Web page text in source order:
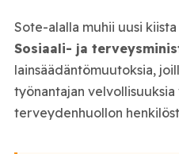
Sote-alalla muhii uusi
Sosiaali- ja
lainsäädäntömuutoksia,
työnantajan velvollisuuksia
terveydenhuollon